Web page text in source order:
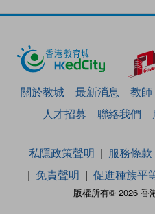
關於教城 最新消息 教師
人才招募
聯絡我們
版權所有© 2026 香
私隱政策聲明 服務條款
免責聲明
促進種族平